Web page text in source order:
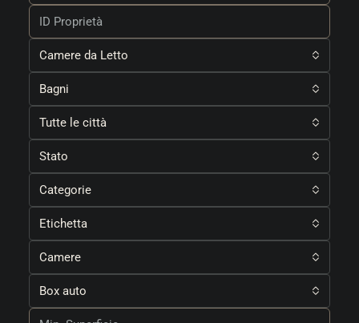
Camere da Letto
Bagni
Tutte le città
Stato
Categorie
Etichetta
Camere
Box auto